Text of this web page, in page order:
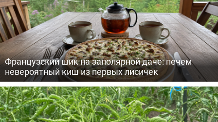
Французский шик на заполярной даче: печем
невероятный киш из первых лисичек